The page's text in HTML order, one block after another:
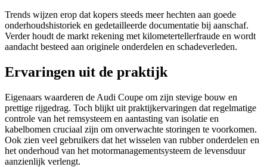
Trends wijzen erop dat kopers steeds meer hechten aan goede
onderhoudshistoriek en gedetailleerde documentatie bij aanschaf.
Verder houdt de markt rekening met kilometertellerfraude en wordt
aandacht besteed aan originele onderdelen en schadeverleden.
Ervaringen uit de praktijk
Eigenaars waarderen de Audi Coupe om zijn stevige bouw en
prettige rijgedrag. Toch blijkt uit praktijkervaringen dat regelmatige
controle van het remsysteem en aantasting van isolatie en
kabelbomen cruciaal zijn om onverwachte storingen te voorkomen.
Ook zien veel gebruikers dat het wisselen van rubber onderdelen en
het onderhoud van het motormanagementsysteem de levensduur
aanzienlijk verlengt.